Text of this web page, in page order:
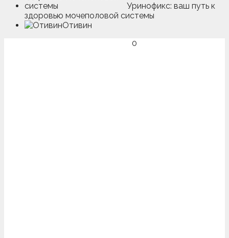
Уринофикс: ваш путь к
здоровью мочеполовой системы
Отивин
0